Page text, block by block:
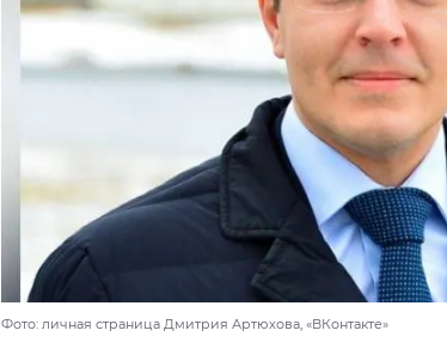
Фото: личная страница Дмитрия Артюхова, «ВКонтакте»